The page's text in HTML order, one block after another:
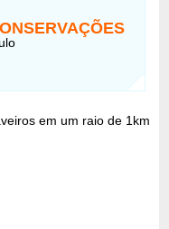
em um raio de 1km